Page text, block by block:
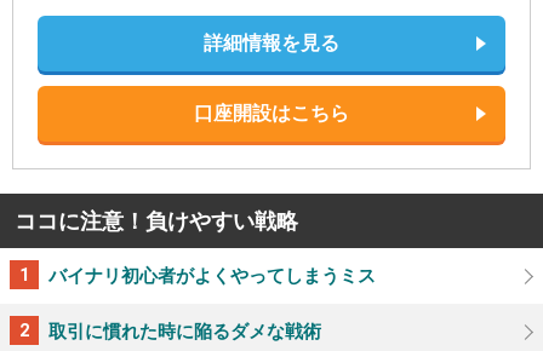
詳細情報を見る
口座開設はこちら
ココに注意！負けやすい戦略
バイナリ初心者がよくやってしまうミス
取引に慣れた時に陥るダメな戦術